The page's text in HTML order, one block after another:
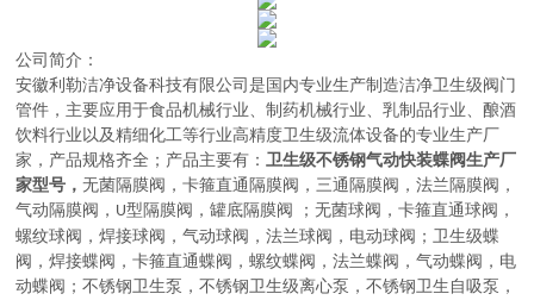
公司简介：
安徽利勒洁净设备科技有限公司是 国内专业生产制造洁净卫生级阀门
管件，主要应用于食品机械行业、制药机械行业、乳制品行业、酿酒
饮料行业以及精细化工等行业高精度卫生级流体设备的专业生产厂
家， 产品规格齐全；产品主要有：卫生级不锈钢气动快装蝶阀生产厂
家型号 ，无菌隔膜阀 ，卡箍直通隔膜阀，三通隔膜阀，法兰隔膜阀，
气动隔膜阀， U型隔膜阀，罐底隔膜阀 ；无菌球阀 ，卡箍直通球阀，
螺纹球阀，焊接球阀，气动球阀，法兰球阀，电动球阀 ；卫生级蝶
阀 ，焊接蝶阀，卡箍直通蝶阀，螺纹蝶阀，法兰蝶阀，气动蝶阀，电
动蝶阀 ；不锈钢卫生泵 ，不锈钢卫生级离心泵，不锈钢卫生自吸泵，